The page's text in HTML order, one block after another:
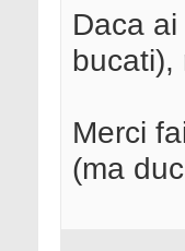
Daca
bucati),
Merci
(ma